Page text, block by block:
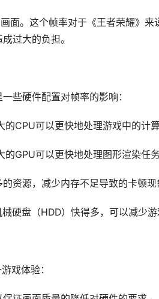
面。这个帧率对于《王者荣耀》来
过大的负担。
些硬件配置对帧率的影响：
CPU可以更快地处理游戏中的计
GPU可以更快地处理图形渲染任务
资源，减少内存不足导致的卡顿现
硬盘（HDD）快得多，可以减少游
戏体验：